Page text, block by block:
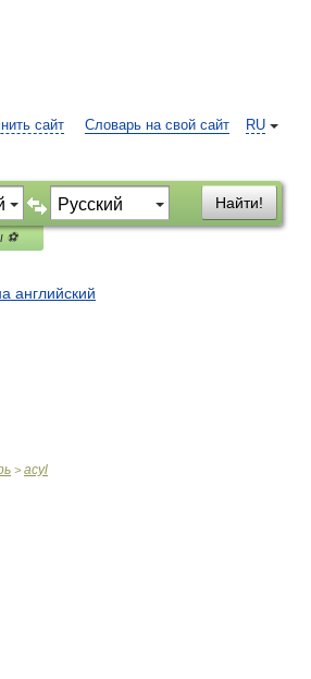
RU
сайт Словарь на свой сайт
Найти!
⚽
английский
> acyl